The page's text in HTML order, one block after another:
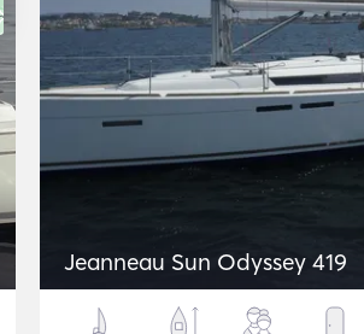
Jeanneau Sun Odyssey 419